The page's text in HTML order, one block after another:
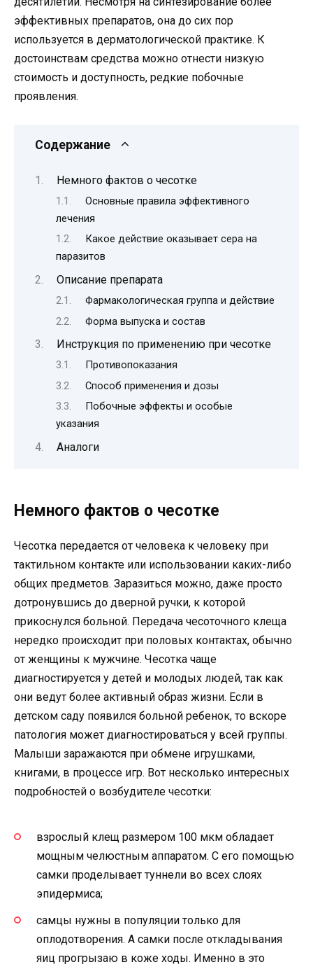
эффективных препаратов, она до сих пор
используется в дерматологической практике. К
достоинствам средства можно отнести низкую
стоимость и доступность, редкие побочные
проявления.
Содержание
Немного фактов о чесотке
Основные правила эффективного
лечения
Какое действие оказывает сера на
паразитов
Описание препарата
Фармакологическая группа и действие
Форма выпуска и состав
Инструкция по применению при чесотке
Противопоказания
Способ применения и дозы
Побочные эффекты и особые
указания
Аналоги
Немного фактов о чесотке
Чесотка передается от человека к человеку при
тактильном контакте или использовании каких-либо
общих предметов. Заразиться можно, даже просто
дотронувшись до дверной ручки, к которой
прикоснулся больной. Передача чесоточного клеща
нередко происходит при половых контактах, обычно
от женщины к мужчине. Чесотка чаще
диагностируется у детей и молодых людей, так как
они ведут более активный образ жизни. Если в
детском саду появился больной ребенок, то вскоре
патология может диагностироваться у всей группы.
Малыши заражаются при обмене игрушками,
книгами, в процессе игр. Вот несколько интересных
подробностей о возбудителе чесотки:
взрослый клещ размером 100 мкм обладает
мощным челюстным аппаратом. С его помощью
самки проделывает туннели во всех слоях
эпидермиса;
самцы нужны в популяции только для
оплодотворения. А самки после откладывания
яиц прогрызаю в коже ходы. Именно в это